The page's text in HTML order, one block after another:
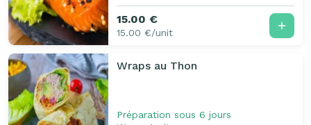
15.00 €
15.00 €/unit
Wraps au Thon
Préparation sous 6 jours